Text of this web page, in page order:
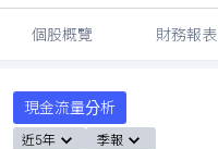
個股概覽 財務報表
現金流量分析
近5年 季報